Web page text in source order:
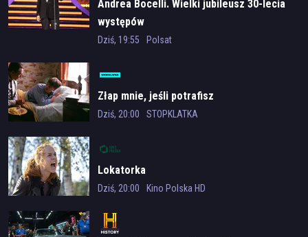
Andrea Bocelli. Wielki jubileusz 30-lecia
występów
Dziś, 19:55 Polsat
Złap mnie, jeśli potrafisz
Dziś, 20:00 STOPKLATKA
Lokatorka
Dziś, 20:00 Kino Polska HD